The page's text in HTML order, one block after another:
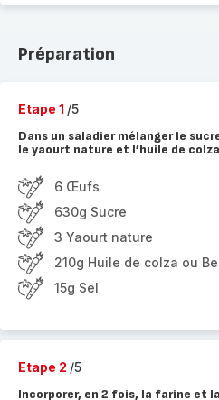
Préparation
Etape 1 /5
Dans un saladier mélanger le
le yaourt nature et l’huile de
6 Œufs
630g Sucre
3 Yaourt nature
210g Huile de colza ou
15g Sel
Etape 2 /5
Incorporer, en 2 fois, la farine et